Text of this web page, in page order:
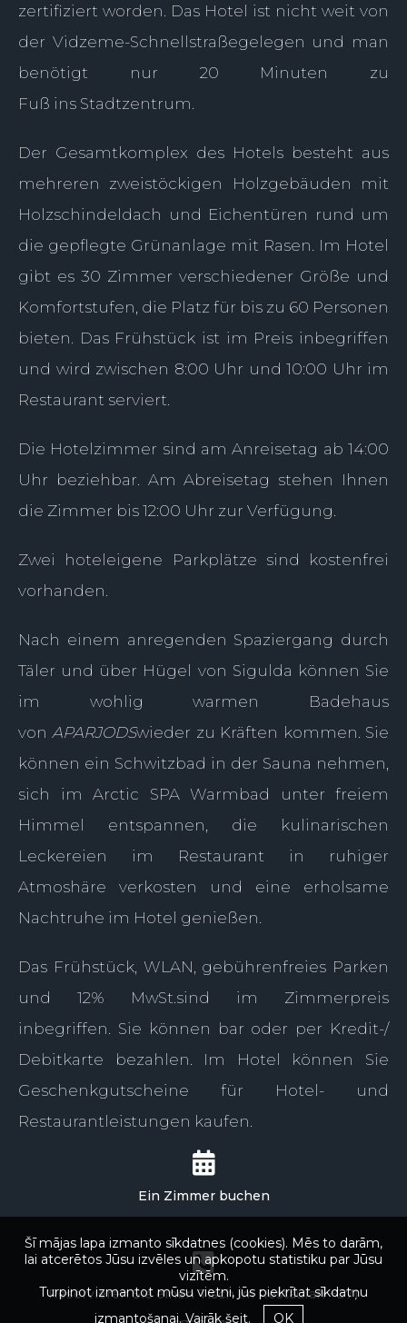
zertifiziert worden. Das Hotel ist nicht weit von
der Vidzeme-Schnellstraßegelegen und man
benötigt nur 20 Minuten zu
Fuß ins Stadtzentrum.
Der Gesamtkomplex des Hotels besteht aus
mehreren zweistöckigen Holzgebäuden mit
Holzschindeldach und Eichentüren rund um
die gepflegte Grünanlage mit Rasen. Im Hotel
gibt es 30 Zimmer verschiedener Größe und
Komfortstufen, die Platz für bis zu 60 Personen
bieten. Das Frühstück ist im Preis inbegriffen
und wird zwischen 8:00 Uhr und 10:00 Uhr im
Restaurant serviert.
Die Hotelzimmer sind am Anreisetag ab 14:00
Uhr beziehbar. Am Abreisetag stehen Ihnen
die Zimmer bis 12:00 Uhr zur Verfügung.
Zwei hoteleigene Parkplätze sind kostenfrei
vorhanden.
Nach einem anregenden Spaziergang durch
Täler und über Hügel von Sigulda können Sie
im wohlig warmen Badehaus
von APARJODSwieder zu Kräften kommen. Sie
können ein Schwitzbad in der Sauna nehmen,
sich im Arctic SPA Warmbad unter freiem
Himmel entspannen, die kulinarischen
Leckereien im Restaurant in ruhiger
Atmoshäre verkosten und eine erholsame
Nachtruhe im Hotel genießen.
Das Frühstück, WLAN, gebührenfreies Parken
und 12% MwSt.sind im Zimmerpreis
inbegriffen. Sie können bar oder per Kredit-/
Debitkarte bezahlen. Im Hotel können Sie
Geschenkgutscheine für Hotel- und
Restaurantleistungen kaufen.
Ein Zimmer buchen
Reservieren Sie einen Tisch im Restauran +371
Šī mājas lapa izmanto sīkdatnes (cookies). Mēs to darām,
lai atcerētos Jūsu izvēles un apkopotu statistiku par Jūsu
vizītēm.
Turpinot izmantot mūsu vietni, jūs piekrītat sīkdatņu
izmantošanai.Vairāk šeit. OK